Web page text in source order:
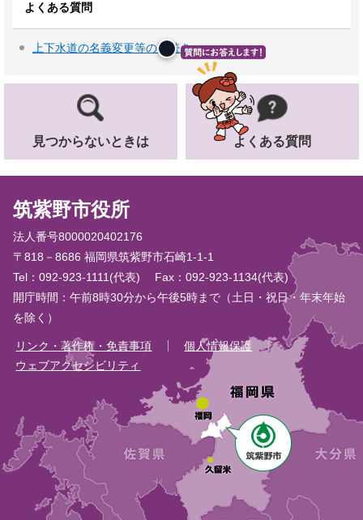
よくある質問
上下水道の名義変更等の手続き
見つからないときは よくある質問
筑紫野市役所
法人番号8000020402176
〒818－8686 福岡県筑紫野市石崎1-1-1
Tel：092-923-1111(代表)
Fax：092-923-1134(代表)
開庁時間：午前8時30分から午後5時まで（土日・祝日・年末年始
を除く）
リンク・著作権・免責事項
個人情報保護
ウェブアクセシビリティ